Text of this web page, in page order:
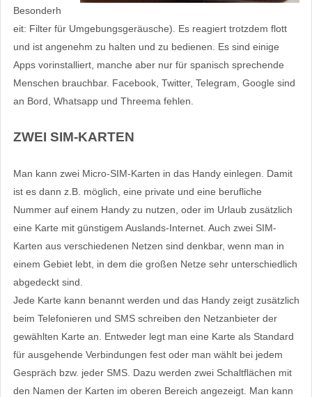
Besonderh
eit: Filter für Umgebungsgeräusche). Es reagiert trotzdem flott
und ist angenehm zu halten und zu bedienen. Es sind einige
Apps vorinstalliert, manche aber nur für spanisch sprechende
Menschen brauchbar. Facebook, Twitter, Telegram, Google sind
an Bord, Whatsapp und Threema fehlen.
ZWEI SIM-KARTEN
Man kann zwei Micro-SIM-Karten in das Handy einlegen. Damit
ist es dann z.B. möglich, eine private und eine berufliche
Nummer auf einem Handy zu nutzen, oder im Urlaub zusätzlich
eine Karte mit günstigem Auslands-Internet. Auch zwei SIM-
Karten aus verschiedenen Netzen sind denkbar, wenn man in
einem Gebiet lebt, in dem die großen Netze sehr unterschiedlich
abgedeckt sind.
Jede Karte kann benannt werden und das Handy zeigt zusätzlich
beim Telefonieren und SMS schreiben den Netzanbieter der
gewählten Karte an. Entweder legt man eine Karte als Standard
für ausgehende Verbindungen fest oder man wählt bei jedem
Gespräch bzw. jeder SMS. Dazu werden zwei Schaltflächen mit
den Namen der Karten im oberen Bereich angezeigt. Man kann